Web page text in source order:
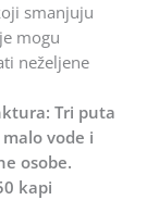
smanjuju
mogu
neželjene
Tri puta
vode i
osobe.
kapi